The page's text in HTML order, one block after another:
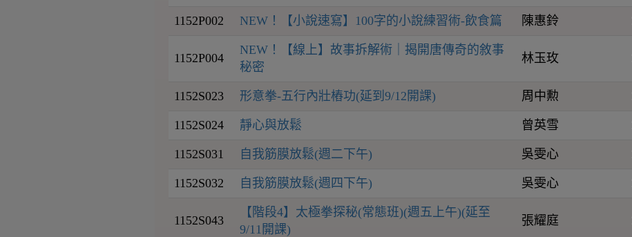
1152P002 NEW！【小說速寫】100字的小說練習術-飲食篇 陳惠鈴
1152P004
NEW！【線上】故事拆解術｜揭開唐傳奇的敘事
秘密
林玉玫
1152S023 形意拳-五行內壯樁功(延到9/12開課) 周中勲
1152S024 靜心與放鬆 曾英雪
1152S031 自我筋膜放鬆(週二下午) 吳雯心
1152S032 自我筋膜放鬆(週四下午) 吳雯心
1152S043
【階段4】太極拳探秘(常態班)(週五上午)(延至
9/11開課)
張耀庭